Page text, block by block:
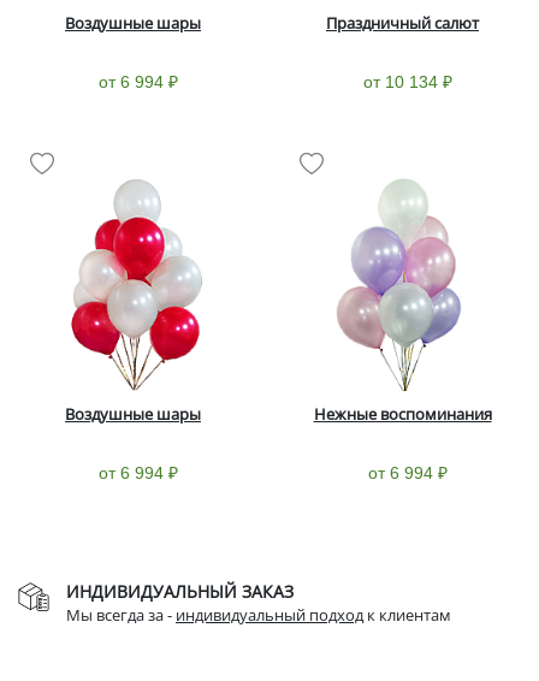
Воздушные шары
от 6 994 ₽
Праздничный салют
от 10 134 ₽
Воздушные шары
от 6 994 ₽
Нежные воспоминания
от 6 994 ₽
ИНДИВИДУАЛЬНЫЙ ЗАКАЗ
Мы всегда за - индивидуальный подходк клиентам